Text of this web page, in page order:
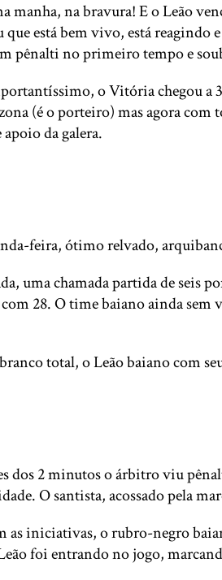
manha, na bravura! E o Leão
está bem vivo, está
pênalti no primeiro tempo e
o Vitória chegou a
(é o porteiro) mas agora com
da galera.
feira, ótimo relvado,
uma chamada partida de
28. O time baiano ainda sem
total, o Leão baiano com
dos 2 minutos o árbitro viu
O santista, acossado pela
as iniciativas, o rubro-negro
foi entrando no jogo,